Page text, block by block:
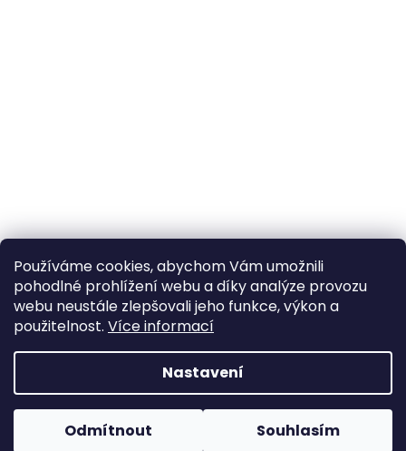
Používáme cookies, abychom Vám umožnili
pohodlné prohlížení webu a díky analýze provozu
webu neustále zlepšovali jeho funkce, výkon a
použitelnost. Více informací
Nastavení
Odmítnout Souhlasím
Sledovat na Instagramu
Vytvořil Shoptet
Copyright 2026Poctivý komín. Všechna práva
vyhrazena.
Upravit nastavení cookies